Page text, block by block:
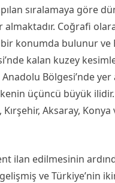
sıralamaya göre
almaktadır. Coğrafi
konumda bulunur ve
kalan kuzey
Bölgesi’nde yer
üçüncü büyük
Kırşehir, Aksaray,
ilan edilmesinin
ve Türkiye’nin